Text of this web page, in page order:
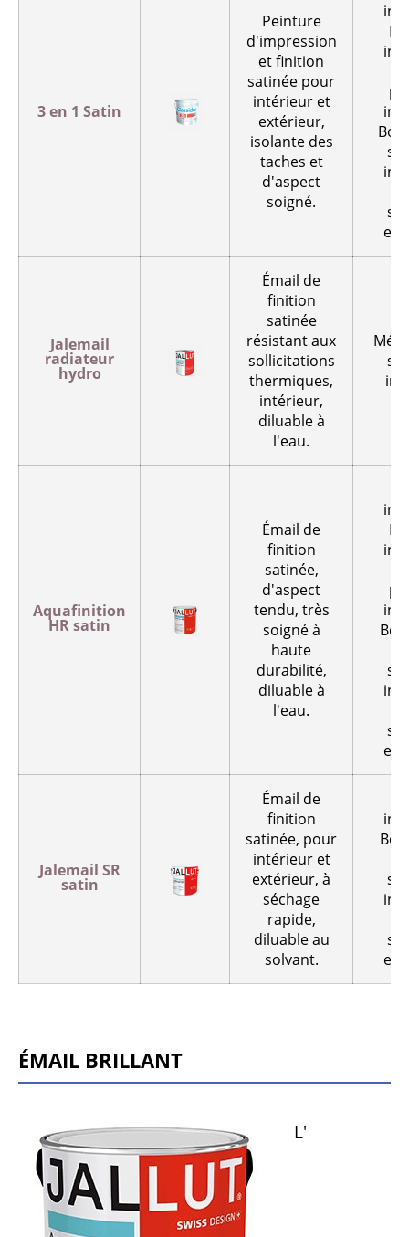
3 en 1 Satin
Peinture
d'impression
et finition
satinée pour
intérieur et
extérieur,
isolante des
taches et
d'aspect
soigné.
Jalemail
radiateur
hydro
Émail de
finition
satinée
résistant aux
sollicitations
thermiques,
intérieur,
diluable à
l'eau.
Aquafinition
HR satin
Émail de
finition
satinée,
d'aspect
tendu, très
soigné à
haute
durabilité,
diluable à
l'eau.
Jalemail SR
satin
Émail de
finition
satinée, pour
intérieur et
extérieur, à
séchage
rapide,
diluable au
solvant.
Émail brillant
L'